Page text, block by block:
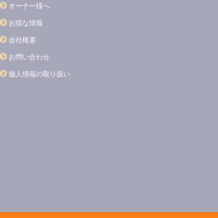
オーナー様へ
お得な情報
会社概要
お問い合わせ
個人情報の取り扱い